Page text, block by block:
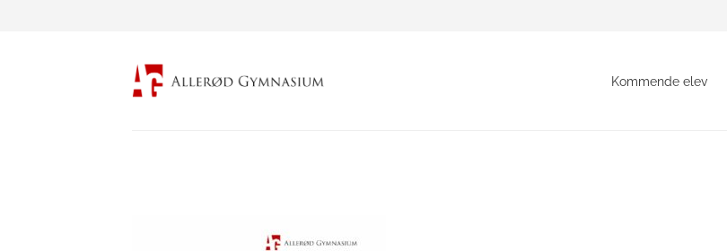
Kommende elev